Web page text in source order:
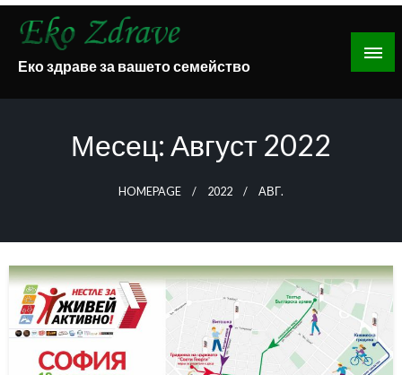
Skip
Еко здраве за вашето семейство
Месец: Август 2022
HOMEPAGE 2022 АВГ.